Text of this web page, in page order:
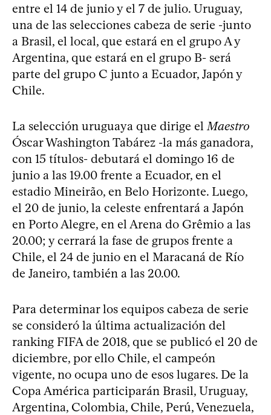
entre el 14 de junio y el 7 de julio. Uruguay,
una de las selecciones cabeza de serie -junto
a Brasil, el local, que estará en el grupo A y
Argentina, que estará en el grupo B- será
parte del grupo C junto a Ecuador, Japón y
Chile.
La selección uruguaya que dirige el Maestro
Óscar Washington Tabárez -la más ganadora,
con 15 títulos- debutará el domingo 16 de
junio a las 19.00 frente a Ecuador, en el
estadio Mineirão, en Belo Horizonte. Luego,
el 20 de junio, la celeste enfrentará a Japón
en Porto Alegre, en el Arena do Grêmio a las
20.00; y cerrará la fase de grupos frente a
Chile, el 24 de junio en el Maracaná de Río
de Janeiro, también a las 20.00.
Para determinar los equipos cabeza de serie
se consideró la última actualización del
ranking FIFA de 2018, que se publicó el 20 de
diciembre, por ello Chile, el campeón
vigente, no ocupa uno de esos lugares. De la
Copa América participarán Brasil, Uruguay,
Argentina, Colombia, Chile, Perú, Venezuela,